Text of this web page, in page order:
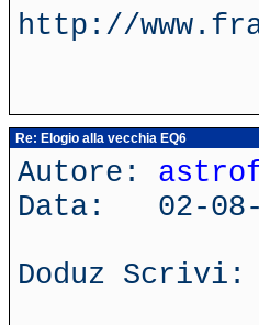
http://
Re: Elogio alla vecchia EQ6
Autore:
Data: 02-08-
Doduz Scrivi: